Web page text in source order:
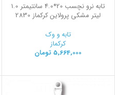
تابه نرو نچسب 20*4.0 سانتیمتر 1.0
لیتر مشکی پرولاین کرکماز 2830
تابه و وک
کرکماز
5,664,000 تومان